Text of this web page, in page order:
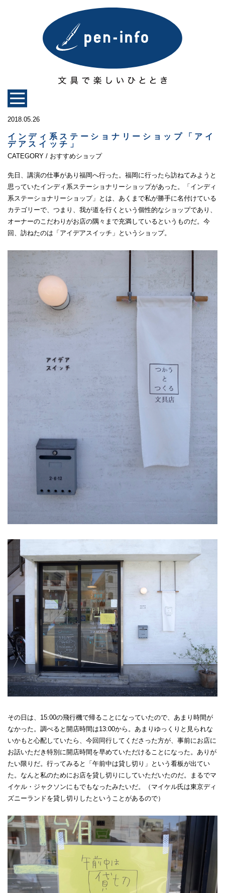
2018.05.26
インディ系ステーショナリーショップ「アイ
デアスイッチ」
CATEGORY / おすすめショップ
先日、講演の仕事があり福岡へ行った。福岡に行ったら訪ねてみようと
思っていたインディ系ステーショナリーショップがあった。「インディ
系ステーショナリーショップ」とは、あくまで私が勝手に名付けている
カテゴリーで、つまり、我が道を行くという個性的なショップであり、
オーナーのこだわりがお店の隅々まで充満しているというものだ。今
回、訪ねたのは「アイデアスイッチ」というショップ。
その日は、15:00の飛行機で帰ることになっていたので、あまり時間が
なかった。調べると開店時間は13:00から。あまりゆっくりと見られな
いかもと心配していたら、今回同行してくださった方が、事前にお店に
お話いただき特別に開店時間を早めていただけることになった。ありが
たい限りだ。行ってみると「午前中は貸し切り」という看板が出てい
た。なんと私のためにお店を貸し切りにしていただいたのだ。まるでマ
イケル・ジャクソンにもでもなったみたいだ。（マイケル氏は東京ディ
ズニーランドを貸し切りしたということがあるので）